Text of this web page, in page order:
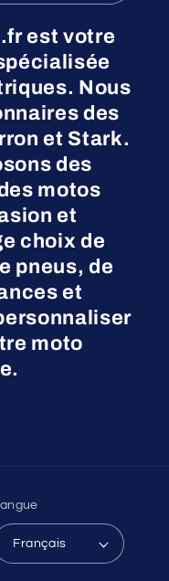
est votre
Nous
des
et Stark.
des
motos
et
choix de
pneus, de
et
moto
Français